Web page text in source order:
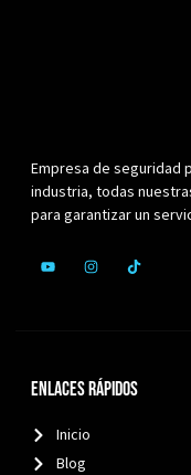
Empresa de seguridad
industria, todas
para garantizar un
Enlaces Rápidos
Inicio
Blog